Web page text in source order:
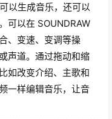
以生成音乐，还可以
可以在 SOUNDRAW
、变速、变调等操
声道。通过拖动和缩
如改变介绍、主歌和
一样编辑音乐，让音